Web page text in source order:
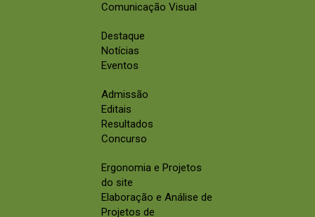
Comunicação Visual
Destaque
Notícias
Eventos
Admissão
Editais
Resultados
Concurso
Ergonomia e Projetos
do site
Elaboração e Análise de
Projetos de